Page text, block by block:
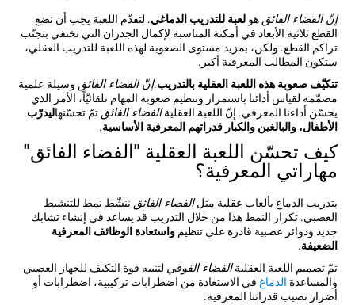
إنّ الفضاء القائقهولعبة للتدريب الدماغي. لتقدّم اللعبة يجب أن نضع
القطع ثلاثية الأبعاد في أمكنة المناسبة لإكمال الجدران التي تختفي بتجنّب
تراكم القطع. ولكن، بمزيد مستوى الصعوبة لهذه اللعبة للتدريب العقلي،
ستكون المطالب المعرفية أكبر.
تتكيّف صعوبة هذه اللعبة العقلية بالتدريب.إنّ الفضاء الفائق وسيلة علمية
مصمّمة لقياس أدائنا باستمرار وتنظيم صعوبة المهام تلقائيّاً، الأمر الذي
يحسّن أداءنا المعرفي. إنّ اللعبة العقليةالفضاء الفائقتمّ تحسّنهاليدرّب
الأطفال، والبالغين والكبار قدراتهم المعرفية الأساسية.
كيف تحسّن اللعبة العقلية "الفضاء الفائق"
مهاراتي المعرفية؟
بتدريب الدماغ بألعاب عقلية مثلالفضاء الفائق ننشّط نمط للتنشيط
العصبي. تكرار النمط هذا من خلال التدريب قد يساعد في إنشاء تشابك
جديد ودوائر عصبية قادرة على تنظيمواستعادة الوظائف المعرفية
الضعيفة.
تمّ تصميم اللعبة العقليةالفضاء الفوقي لتنبيه قوة التكيف للجهاز العصبي
والمساعدة الدماغ في الاستعادة من اضطرابات تركيبية، اضطرابات أو
أضرار تصيب قدراتنا المعرفية.